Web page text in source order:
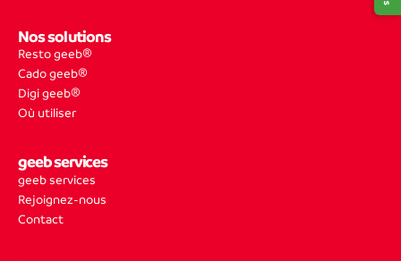
Nos solutions
Resto geeb®
Cado geeb®
Digi geeb®
Où utiliser
geeb services
geeb services
Rejoignez-nous
Contact